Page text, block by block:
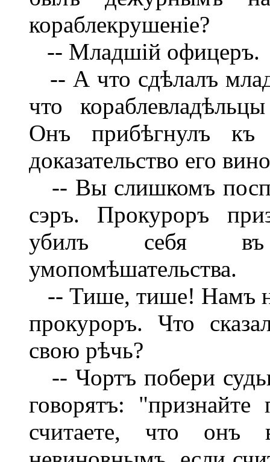
кораблекрушеніе?
-- Младшій офицеръ.
-- А что сдѣлалъ
что
Онъ прибѣгнулъ къ
доказательство его
-- Вы слишкомъ
сэръ. Прокуроръ
убилъ себя въ
умопомѣшательства.
-- Тише, тише! Намъ
прокуроръ. Что
свою рѣчь?
-- Чортъ побери
говорятъ:
считаете, что онъ